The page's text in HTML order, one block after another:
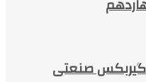
گیربکس صنعتی